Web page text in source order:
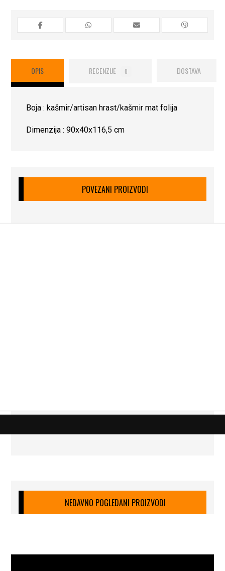
OPIS RECENZIJE 0 DOSTAVA
Boja : kašmir/artisan hrast/kašmir mat folija
Dimenzija : 90x40x116,5 cm
POVEZANI PROIZVODI
NEDAVNO POGLEDANI PROIZVODI